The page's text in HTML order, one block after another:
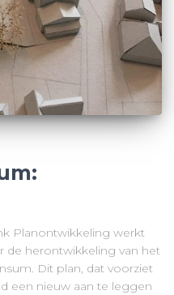
Planontwikkeling werkt
de herontwikkeling van het
Dit plan, dat voorziet
een nieuw aan te leggen